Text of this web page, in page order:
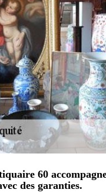
60
des garanties.